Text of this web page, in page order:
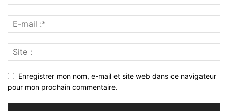
Enregistrer mon nom, e-mail et site web dans ce navigateur
pour mon prochain commentaire.